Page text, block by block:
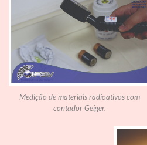
Medição de materiais radioativos com
contador Geiger.